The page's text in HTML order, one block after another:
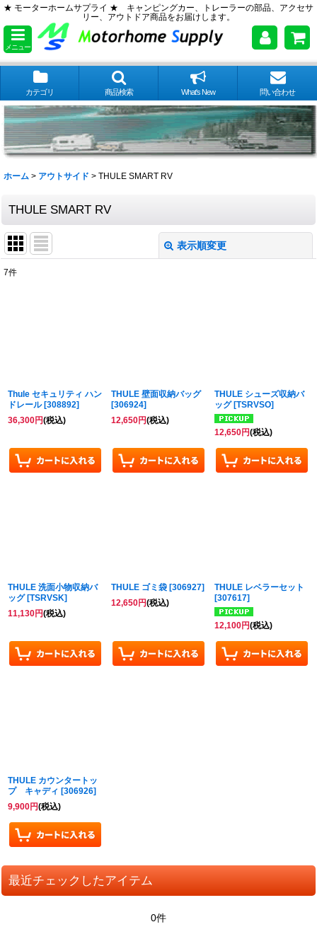
★ モーターホームサプライ ★ キャンピングカー、トレーラーの部品、アクセサ
リー、アウトドア商品をお届けします。
メニュー
カテゴリ 商品検索 What's New 問い合わせ
ホーム > アウトサイド > THULE SMART RV
THULE SMART RV
表示順変更
7件
Thule セキュリティ ハン
ドレール [308892]
36,300円(税込)
THULE 壁面収納バッグ
[306924]
12,650円(税込)
THULE シューズ収納バ
ッグ [TSRVSO]
12,650円(税込)
THULE 洗面小物収納バ
ッグ [TSRVSK]
11,130円(税込)
THULE ゴミ袋 [306927]
12,650円(税込)
THULE レベラーセット
[307617]
12,100円(税込)
THULE カウンタートッ
プ キャディ [306926]
9,900円(税込)
最近チェックしたアイテム
0件